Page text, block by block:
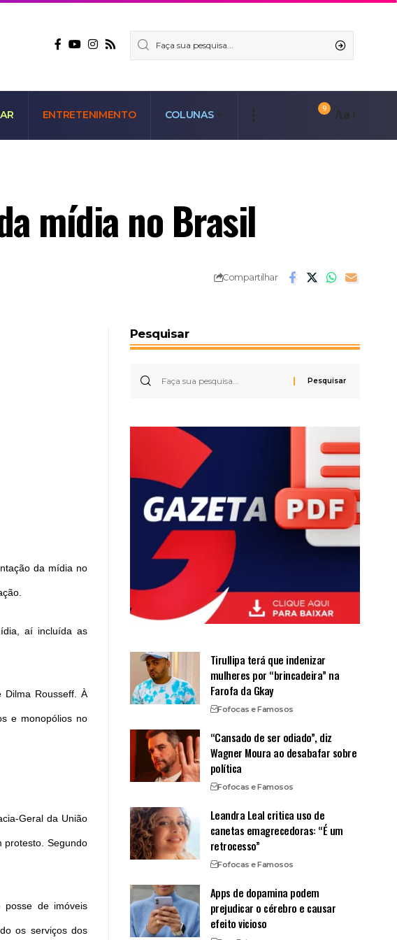
ENTRETENIMENTO COLUNAS
9 Aa
mídia no Brasil
Compartilhar
da mídia no
aí incluída as
Dilma Rousseff. À
e monopólios no
Geral da União
protesto. Segundo
posse de imóveis
os serviços dos
Pesquisar
Tirullipa terá que indenizar
mulheres por “brincadeira” na
Farofa da Gkay
Fofocas e Famosos
“Cansado de ser odiado”, diz
Wagner Moura ao desabafar sobre
política
Fofocas e Famosos
Leandra Leal critica uso de
canetas emagrecedoras: “É um
retrocesso”
Fofocas e Famosos
Apps de dopamina podem
prejudicar o cérebro e causar
efeito vicioso